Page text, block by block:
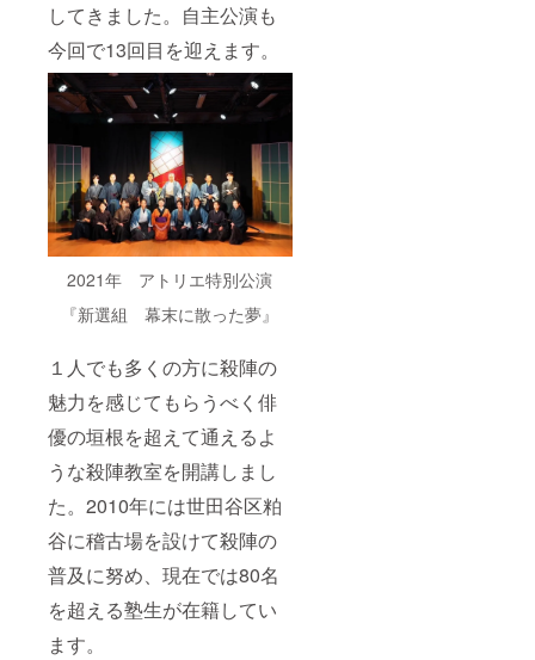
してきました。自主公演も
今回で13回目を迎えます。
2021年 アトリエ特別公演
『新選組 幕末に散った夢』
１人でも多くの方に殺陣の
魅力を感じてもらうべく俳
優の垣根を超えて通えるよ
うな殺陣教室を開講しまし
た。2010年には世田谷区粕
谷に稽古場を設けて殺陣の
普及に努め、現在では80名
を超える塾生が在籍してい
ます。